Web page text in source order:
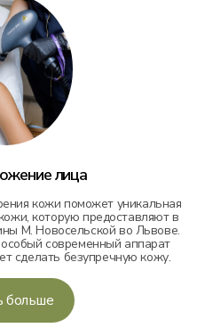
лица
кожи поможет уникальная
которую предоставляют в
М. Новосельской во Львове.
современный аппарат
сделать безупречную кожу.
больше